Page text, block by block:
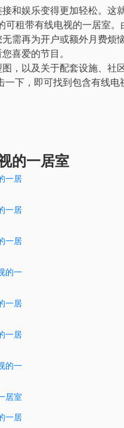
和娱乐变得更加轻松。这
可租带有线电视的一居室。
需再为开户或额外月费烦
喜爱的节目。
，以及关于配套设施、社
一下，即可找到包含有线电
的一居室
一居
一居
一居
的一
一居
一居
的一
居室
一居